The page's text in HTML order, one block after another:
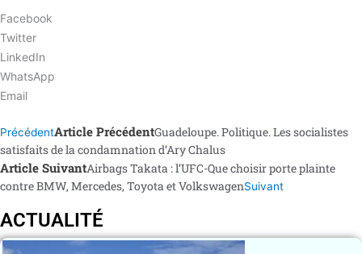
Facebook
Twitter
LinkedIn
WhatsApp
Email
PrécédentArticle PrécédentGuadeloupe. Politique. Les socialistes
satisfaits de la condamnation d’Ary Chalus
Article SuivantAirbags Takata : l’UFC-Que choisir porte plainte
contre BMW, Mercedes, Toyota et VolkswagenSuivant
ACTUALITÉ